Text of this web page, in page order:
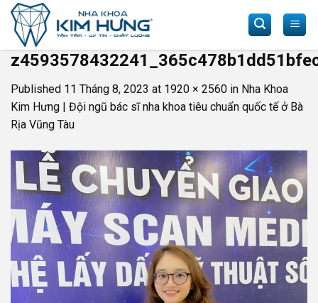
Skip
content
Published 11 Tháng 8, 2023 at 1920 × 2560 in Nha Khoa
Kim Hưng | Đội ngũ bác sĩ nha khoa tiêu chuẩn quốc tế ở Bà
Rịa Vũng Tàu